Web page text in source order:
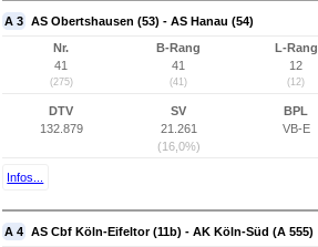
A 3 AS Obertshausen (53) - AS Hanau (54)
Nr.
41
(275)
B-Rang
41
(41)
L-Rang
12
(12)
DTV
132.879
SV
21.261
(16,0%)
BPL
VB-E
Infos...
A 4 AS Cbf Köln-Eifeltor (11b) - AK Köln-Süd (A 555)